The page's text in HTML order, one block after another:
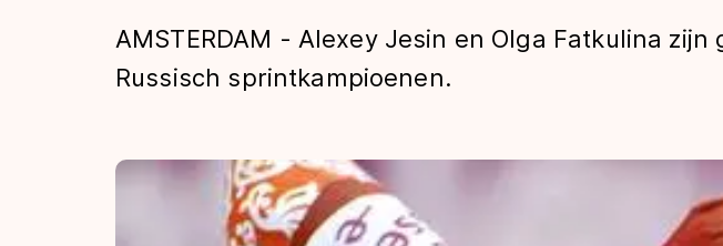
Tijden & historie
Schaatsfans
AMSTERDAM - Alexey Jesin en Olga Fatkulina
Russisch sprintkampioenen.